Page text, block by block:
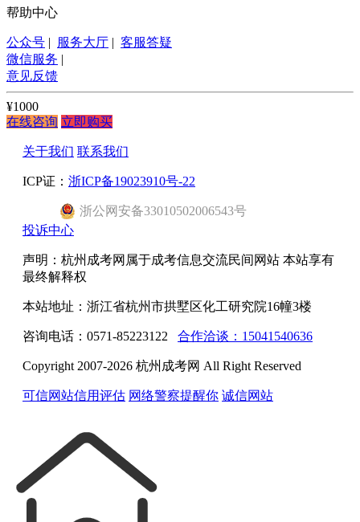
帮助中心
公众号 | 服务大厅 | 客服答疑
微信服务 |
意见反馈
¥1000
在线咨询 立即购买
关于我们 联系我们
ICP证： 浙ICP备19023910号-22
浙公网安备33010502006543号
投诉中心
声明：杭州成考网属于成考信息交流民间网站 本站享有
最终解释权
本站地址：浙江省杭州市拱墅区化工研究院16幢3楼
咨询电话：0571-85223122 合作洽谈：15041540636
Copyright 2007-2026 杭州成考网 All Right Reserved
可信网站信用评估 网络警察提醒你 诚信网站